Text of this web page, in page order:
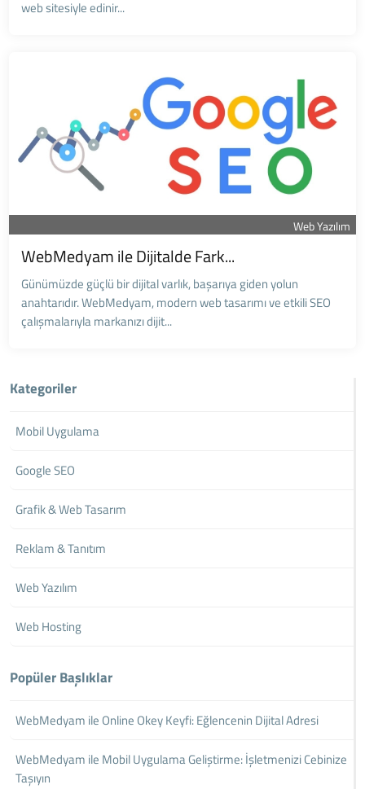
web sitesiyle edinir...
Web Yazılım
WebMedyam ile Dijitalde Fark...
Günümüzde güçlü bir dijital varlık, başarıya giden yolun
anahtarıdır. WebMedyam, modern web tasarımı ve etkili SEO
çalışmalarıyla markanızı dijit...
Kategoriler
Mobil Uygulama
Google SEO
Grafik & Web Tasarım
Reklam & Tanıtım
Web Yazılım
Web Hosting
Popüler Başlıklar
WebMedyam ile Online Okey Keyfi: Eğlencenin Dijital Adresi
WebMedyam ile Mobil Uygulama Geliştirme: İşletmenizi Cebinize
Taşıyın